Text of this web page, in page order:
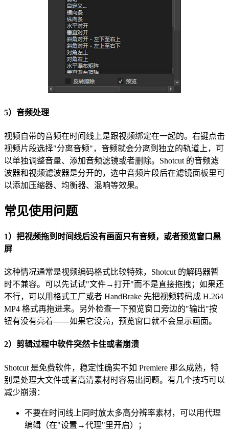
5）音频处理
视频自带的音频在时间线上是跟视频绑定在一起的。右键点击
视频片段选择"分离音频"，音频就会分离到独立的轨道上，可
以单独调整音量、添加音频滤镜或者删除。Shotcut 的音频滤
波器和视频滤波器是分开的，选中音频片段后在滤镜面板里可
以添加压缩器、均衡器、混响等效果。
常见使用问题
1）把视频拖到时间线后没有画面只有音频，或者预览窗口黑
屏
这种情况通常是视频编码格式比较特殊，Shotcut 的解码器暂
时不兼容。可以先试试"文件→打开"而不是直接拖拽；如果还
不行，可以用格式工厂或者 HandBrake 先把视频转码成 H.264
MP4 格式再拖进来。另外检查一下预览窗口旁边的"输出"按
钮有没有亮着——如果它没亮，预览窗口就不会显示画面。
2）剪辑过程中软件突然卡住或者崩溃
Shotcut 是免费软件，稳定性确实不如 Premiere 那么成熟，特
别是处理大文件或者高清素材时容易出问题。有几个技巧可以
减少崩溃：
不要在时间线上同时放太多高分辨率素材，可以用代理
编辑（在"设置→代理"里开启）；